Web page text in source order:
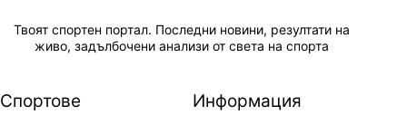
Твоят спортен портал. Последни новини, резултати на
живо, задълбочени анализи от света на спорта
Спортове Информация